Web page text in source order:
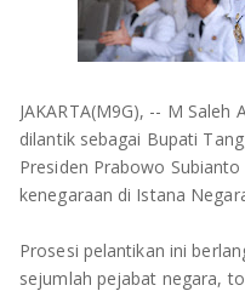
LAMPUNG UTARA
LAMPUNG BARAT
LAMPUNG SELATAN
PESAWARAN
JAKARTA(M9G), -- M Saleh
dilantik sebagai Bupati
Presiden Prabowo
kenegaraan di Istana
Prosesi pelantikan ini
sejumlah pejabat negara,